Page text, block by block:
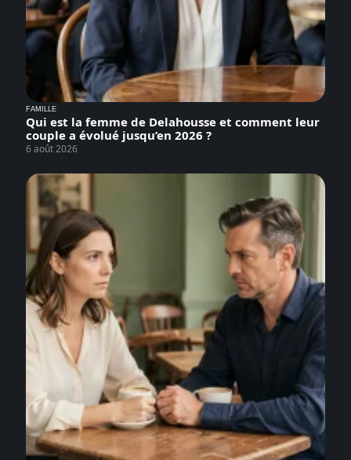
FAMILLE
Qui est la femme de Delahousse et comment leur
couple a évolué jusqu’en 2026 ?
6 août 2026